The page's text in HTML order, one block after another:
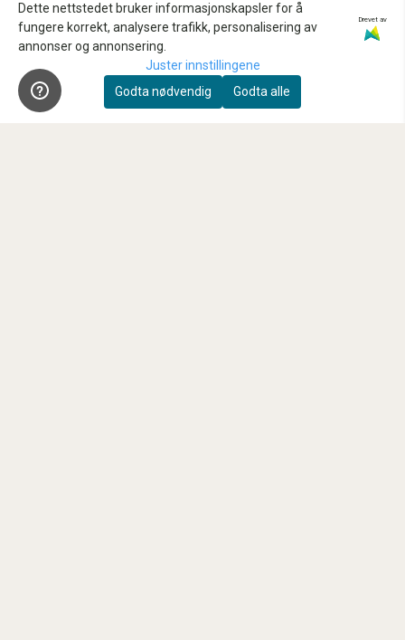
Kontakt oss
Reparasjon og service
Innbytte
Dette nettstedet bruker informasjonskapsler for å
fungere korrekt, analysere trafikk, personalisering av
annonser og annonsering.
Drevet av
Juster innstillingene
Godta nødvendig
Godta alle